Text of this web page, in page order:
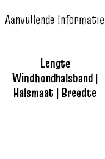
Aanvullende informatie
Lengte
Windhondhalsband |
Halsmaat | Breedte